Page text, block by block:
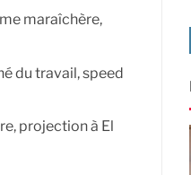
maraîchère,
du travail, speed
projection à El